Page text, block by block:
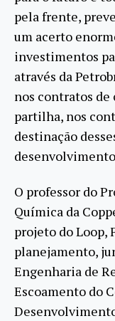
pela frente,
um acerto
investimentos
através da
nos contratos de
partilha, nos
destinação
O professor do
Química da
projeto do Loop,
planejamento,
Engenharia de
Escoamento do